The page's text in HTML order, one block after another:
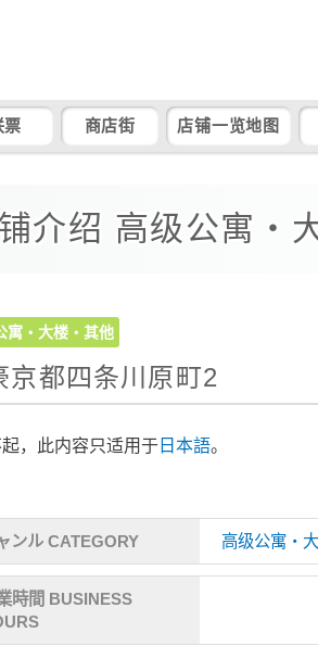
票 商店街 店铺一览地图
介绍 高级公寓・
寓・大楼・其他
京都四条川原町2
，此内容只适用于 日本語。
ンル CATEGORY 高级公寓・
時間 BUSINESS